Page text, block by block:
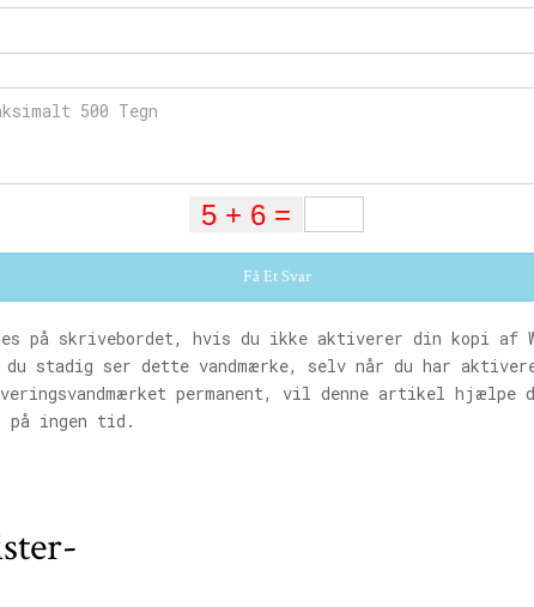
Få Et Svar
på skrivebordet, hvis du ikke aktiverer din kopi af
stadig ser dette vandmærke, selv når du har
permanent, vil denne artikel hjælpe
på ingen tid.